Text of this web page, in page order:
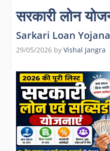
सरकारी लोन
Sarkari Loan Yojana
29/05/2026 by Vishal Jangra